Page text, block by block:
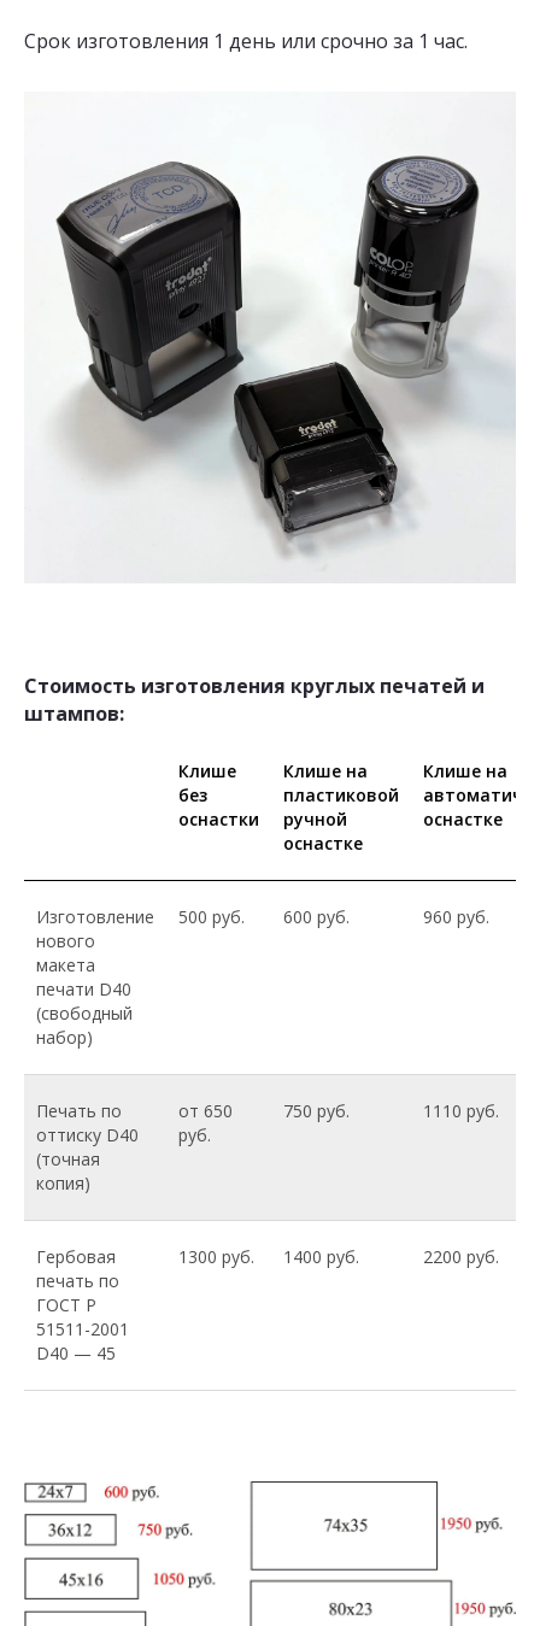
Срок изготовления 1 день или срочно за 1 час.
Стоимость изготовления круглых печатей и
штампов:
Клише
без
оснастки
Клише на
пластиковой
ручной
оснастке
Клише на
оснастке
Изготовление
нового
макета
печати D40
(свободный
набор)
500 руб. 600 руб. 960 руб.
Печать по
оттиску D40
(точная
копия)
от 650
руб.
750 руб. 1110 руб.
Гербовая
печать по
ГОСТ Р
51511-2001
D40 — 45
1300 руб. 1400 руб. 2200 руб.